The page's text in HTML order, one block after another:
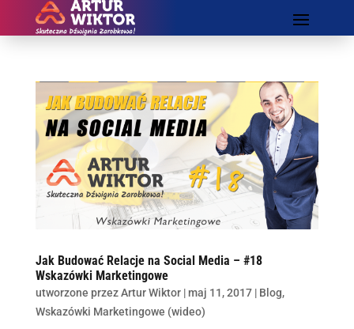
Jak Budować Relacje na Social Media – #18
Wskazówki Marketingowe
utworzone przezArtur Wiktor|maj 11, 2017| Blog,
Wskazówki Marketingowe (wideo)